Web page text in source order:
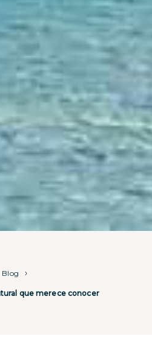
Blog
que merece conocer